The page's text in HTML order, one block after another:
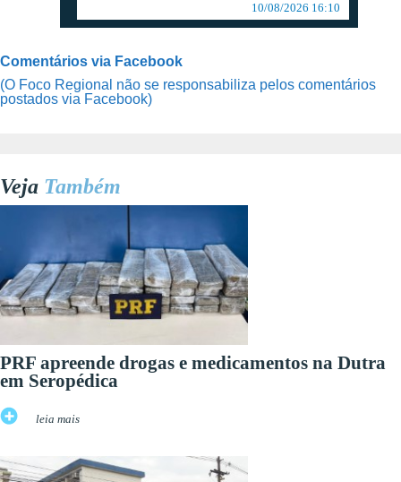
10/08/2026 16:10
Comentários via Facebook
(O Foco Regional não se responsabiliza pelos comentários
postados via Facebook)
Veja Também
PRF apreende drogas e medicamentos na Dutra
em Seropédica
leia mais